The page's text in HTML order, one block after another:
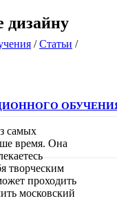
дизайну
/Статьи /
самых
время. Она
творческим
проходить
московский